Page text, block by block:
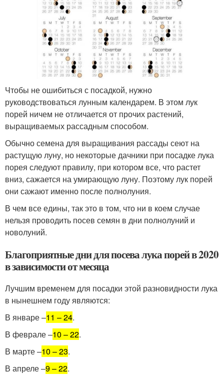
Чтобы не ошибиться с посадкой, нужно
руководствоваться лунным календарем. В этом лук
порей ничем не отличается от прочих растений,
выращиваемых рассадным способом.
Обычно семена для выращивания рассады сеют на
растущую луну, но некоторые дачники при посадке лука
порея следуют правилу, при котором все, что растет
вниз, сажается на умирающую луну. Поэтому лук порей
они сажают именно после полнолуния.
В чем все едины, так это в том, что ни в коем случае
нельзя проводить посев семян в дни полнолуний и
новолуний.
Благоприятные дни для посева лука порей в 2020
в зависимости от месяца
Лучшим временем для посадки этой разновидности лука
в нынешнем году являются:
В январе –11 – 24.
В феврале –10 – 22.
В марте –10 – 23.
В апреле –9 – 22.